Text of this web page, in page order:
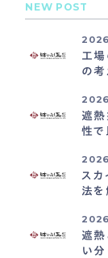
NEW POST
工場
の考
遮熱
性で
スカ
法を
遮熱
い分